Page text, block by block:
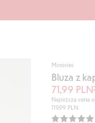
Minories
Bluza z
71,99 PLN
Najniższa cena
119,99 PLN